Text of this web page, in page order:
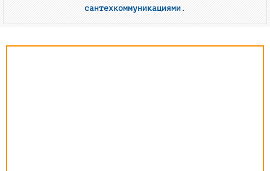
сантехкоммуникациями.